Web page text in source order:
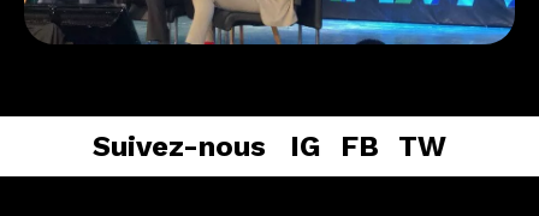
Suivez-nous IG FB TW